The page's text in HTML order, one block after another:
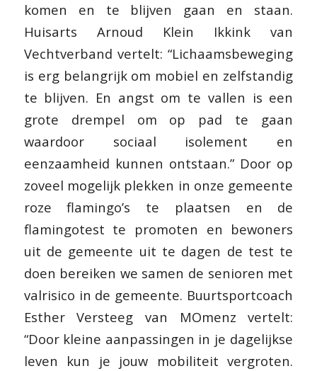
komen en te blijven gaan en staan.
Huisarts Arnoud Klein Ikkink van
Vechtverband vertelt: “Lichaamsbeweging
is erg belangrijk om mobiel en zelfstandig
te blijven. En angst om te vallen is een
grote drempel om op pad te gaan
waardoor sociaal isolement en
eenzaamheid kunnen ontstaan.” Door op
zoveel mogelijk plekken in onze gemeente
roze flamingo’s te plaatsen en de
flamingotest te promoten en bewoners
uit de gemeente uit te dagen de test te
doen bereiken we samen de senioren met
valrisico in de gemeente. Buurtsportcoach
Esther Versteeg van MOmenz vertelt:
“Door kleine aanpassingen in je dagelijkse
leven kun je jouw mobiliteit vergroten.